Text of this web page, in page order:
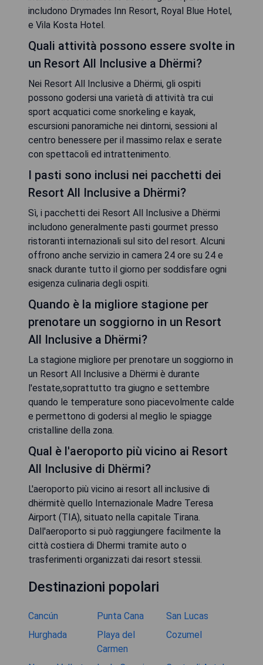
includono Drymades Inn Resort, Royal Blue Hotel,
e Vila Kosta Hotel.
Quali attività possono essere svolte in
un Resort All Inclusive a Dhërmi?
Nei Resort All Inclusive a Dhërmi, gli ospiti
possono godersi una varietà di attività tra cui
sport acquatici come snorkeling e kayak,
escursioni panoramiche nei dintorni, sessioni al
centro benessere per il massimo relax e serate
con spettacoli ed intrattenimento.
I pasti sono inclusi nei pacchetti dei
Resort All Inclusive a Dhërmi?
Sì, i pacchetti dei Resort All Inclusive a Dhërmi
includono generalmente pasti gourmet presso
ristoranti internazionali sul sito del resort. Alcuni
offrono anche servizio in camera 24 ore su 24 e
snack durante tutto il giorno per soddisfare ogni
esigenza culinaria degli ospiti.
Quando è la migliore stagione per
prenotare un soggiorno in un Resort
All Inclusive a Dhërmi?
La stagione migliore per prenotare un soggiorno in
un Resort All Inclusive a Dhërmi è durante
l'estate,soprattutto tra giugno e settembre
quando le temperature sono piacevolmente calde
e permettono di godersi al meglio le spiagge
cristalline della zona.
Qual è l'aeroporto più vicino ai Resort
All Inclusive di Dhërmi?
L'aeroporto più vicino ai resort all inclusive di
dhërmitè quello Internazionale Madre Teresa
Airport (TIA), situato nella capitale Tirana.
Dall'aeroporto si può raggiungere facilmente la
città costiera di Dhermi tramite auto o
trasferimenti organizzati dai resort stessii.
Destinazioni popolari
Cancún Punta Cana
San Lucas
Hurghada
Playa del
Carmen
Cozumel